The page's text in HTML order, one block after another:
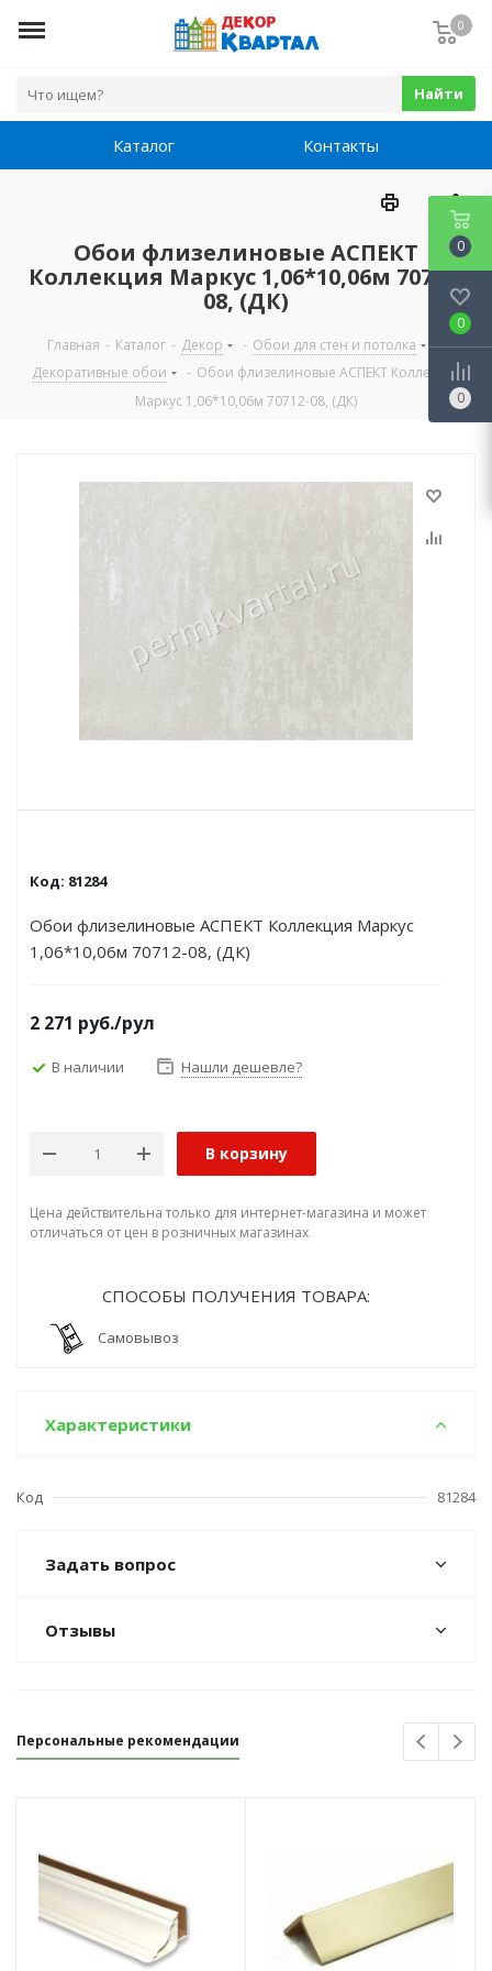
0
Найти
Каталог Контакты
Обои флизелиновые АСПЕКТ
Коллекция Маркус 1,06*10,06м 70712-
08, (ДК)
Главная - Каталог - Декор - Обои для стен и потолка
-
Декоративные обои
- Обои флизелиновые АСПЕКТ Коллекция
Маркус 1,06*10,06м 70712-08, (ДК)
Код: 81284
Обои флизелиновые АСПЕКТ Коллекция Маркус
1,06*10,06м 70712-08, (ДК)
2 271 руб./рул
В наличии Нашли дешевле?
В корзину
Цена действительна только для интернет-магазина и может
отличаться от цен в розничных магазинах
СПОСОБЫ ПОЛУЧЕНИЯ ТОВАРА:
Самовывоз
Характеристики
Код 81284
Задать вопрос
Отзывы
Персональные рекомендации
0
0
0